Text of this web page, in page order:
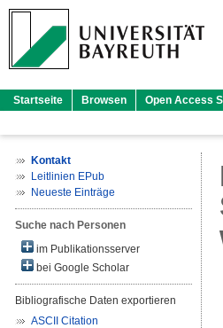
Startseite Browsen Open Access
Kontakt
Leitlinien EPub
Neueste Einträge
Suche nach Personen
im Publikationsserver
bei Google Scholar
Bibliografische Daten exportieren
ASCII Citation